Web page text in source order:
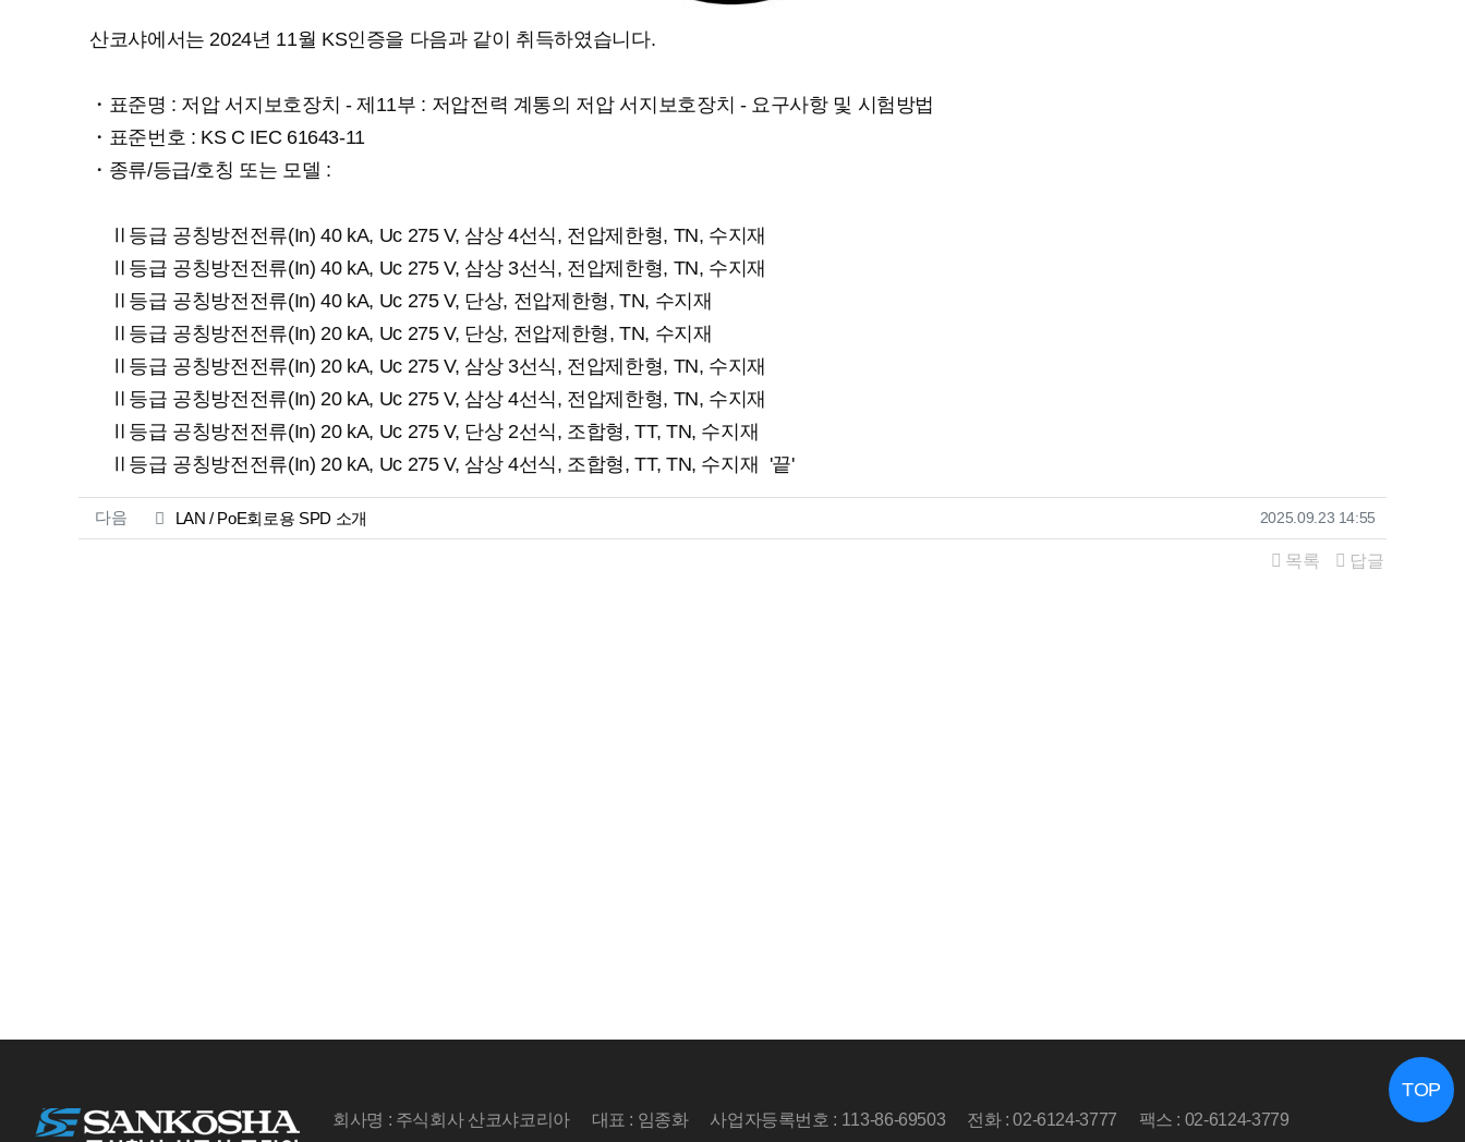
산코샤에서는 2024년 11월 KS인증을 다음과 같이 취득하였습니다.
・표준명 : 저압 서지보호장치 - 제11부 : 저압전력 계통의 저압 서지보호장치 - 요구사항 및 시험방법
・표준번호 : KS C IEC 61643-11
・종류/등급/호칭 또는 모델 :
Ⅱ등급 공칭방전전류(In) 40 kA, Uc 275 V, 삼상 4선식, 전압제한형, TN, 수지재
Ⅱ등급 공칭방전전류(In) 40 kA, Uc 275 V, 삼상 3선식, 전압제한형, TN, 수지재
Ⅱ등급 공칭방전전류(In) 40 kA, Uc 275 V, 단상, 전압제한형, TN, 수지재
Ⅱ등급 공칭방전전류(In) 20 kA, Uc 275 V, 단상, 전압제한형, TN, 수지재
Ⅱ등급 공칭방전전류(In) 20 kA, Uc 275 V, 삼상 3선식, 전압제한형, TN, 수지재
Ⅱ등급 공칭방전전류(In) 20 kA, Uc 275 V, 삼상 4선식, 전압제한형, TN, 수지재
Ⅱ등급 공칭방전전류(In) 20 kA, Uc 275 V, 단상 2선식, 조합형, TT, TN, 수지재
Ⅱ등급 공칭방전전류(In) 20 kA, Uc 275 V, 삼상 4선식, 조합형, TT, TN, 수지재 '끝'
관련자료
다음 LAN / PoE회로용 SPD 소개 작성일
2025.09.23 14:55
목록 답글
회사명 : 주식회사 산코샤코리아 대표 : 임종화 사업자등록번호 : 113-86-69503 전화 : 02-6124-3777
팩스 : 02-6124-3779
TOP